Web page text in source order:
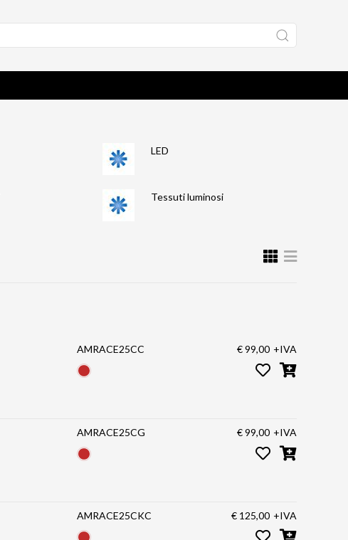
LED
Tessuti luminosi
AMRACE25CC € 99,00 +IVA
AMRACE25CG € 99,00 +IVA
AMRACE25CKC € 125,00 +IVA